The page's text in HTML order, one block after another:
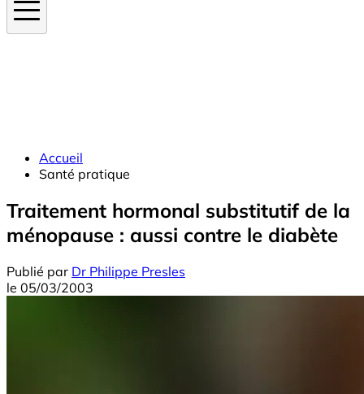
Accueil
Santé pratique
Traitement hormonal substitutif de la
ménopause : aussi contre le diabète
Publié par Dr Philippe Presles
le 05/03/2003